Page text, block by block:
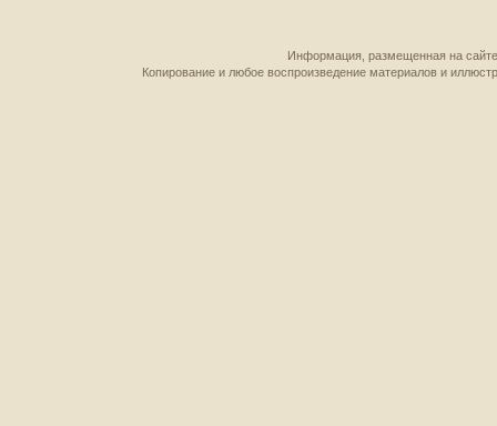
Информация, размещенная на
Копирование и любое воспроизведение материалов и